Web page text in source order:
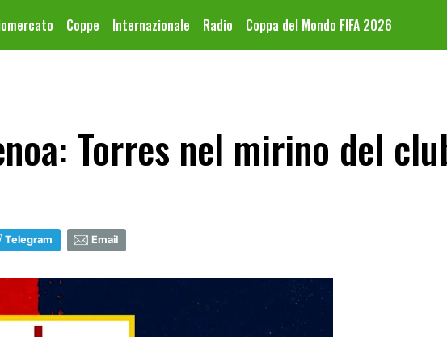
Coppe Internazionale Radio Coppa del Mondo FIFA 2026
Torres nel mirino del
Telegram Email